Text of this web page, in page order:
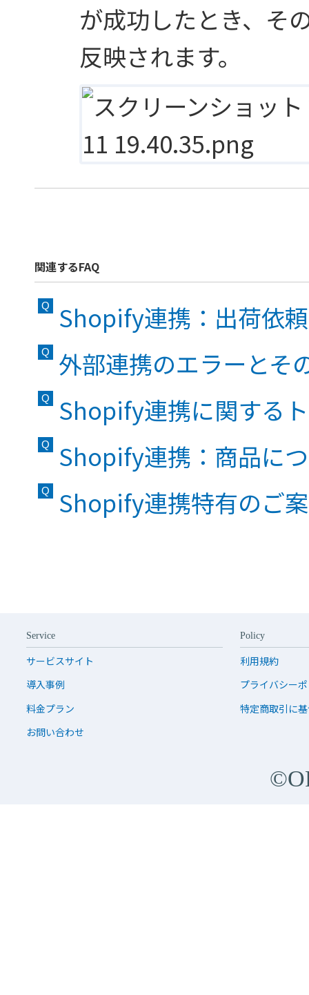
が成功したとき、そ
反映されます。
関連するFAQ
Shopify連携：出荷依
外部連携のエラーとそ
Shopify連携に関する
Shopify連携：商品に
Shopify連携特有のご
Service
サービスサイト
導入事例
料金プラン
お問い合わせ
Policy
利用規約
プライバシー
特定商取引に